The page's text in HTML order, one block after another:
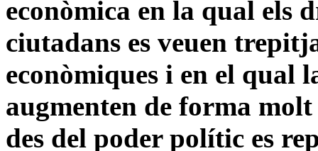
econòmica en la qual els
ciutadans es veuen
econòmiques i en el qual
augmenten de forma
des del poder polític es